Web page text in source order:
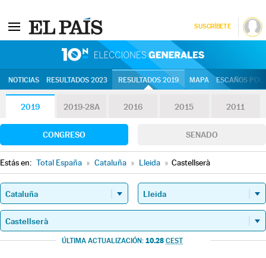
SUSCRÍBETE
NOTICIAS RESULTADOS 2023 RESULTADOS 2019 MAPA ESCAÑOS
2019 2019-28A 2016 2015 2011
CONGRESO SENADO
Estás en: Total España » Cataluña » Lleida » Castellserà
ÚLTIMA ACTUALIZACIÓN: 10.28 CEST